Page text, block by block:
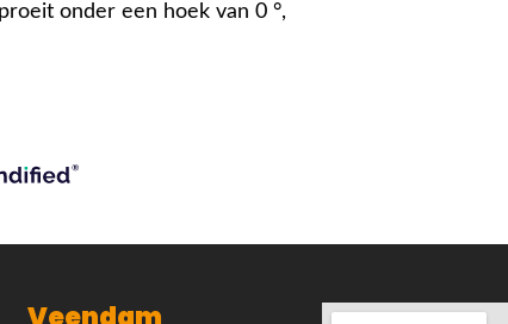
onder een hoek van 0 °,